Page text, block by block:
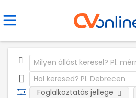
Foglalkoztatás jellege